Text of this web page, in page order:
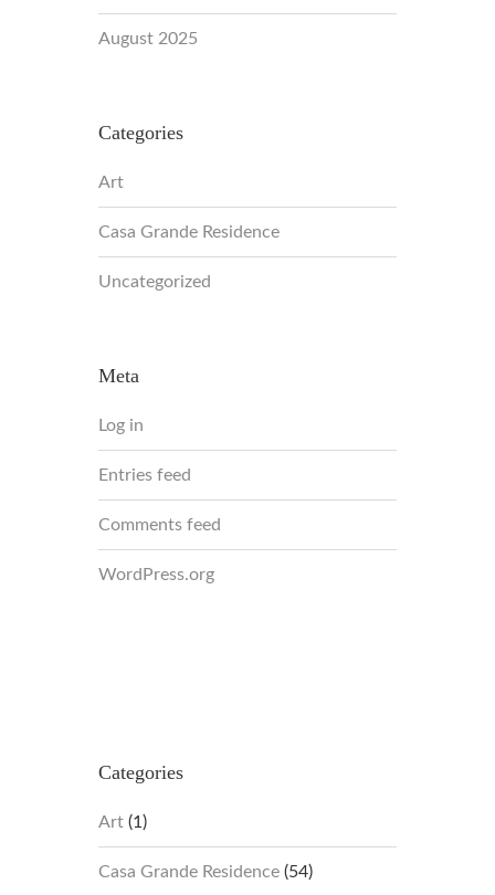
August 2025
Categories
Art
Casa Grande Residence
Uncategorized
Meta
Log in
Entries feed
Comments feed
WordPress.org
Categories
Art (1)
Casa Grande Residence (54)